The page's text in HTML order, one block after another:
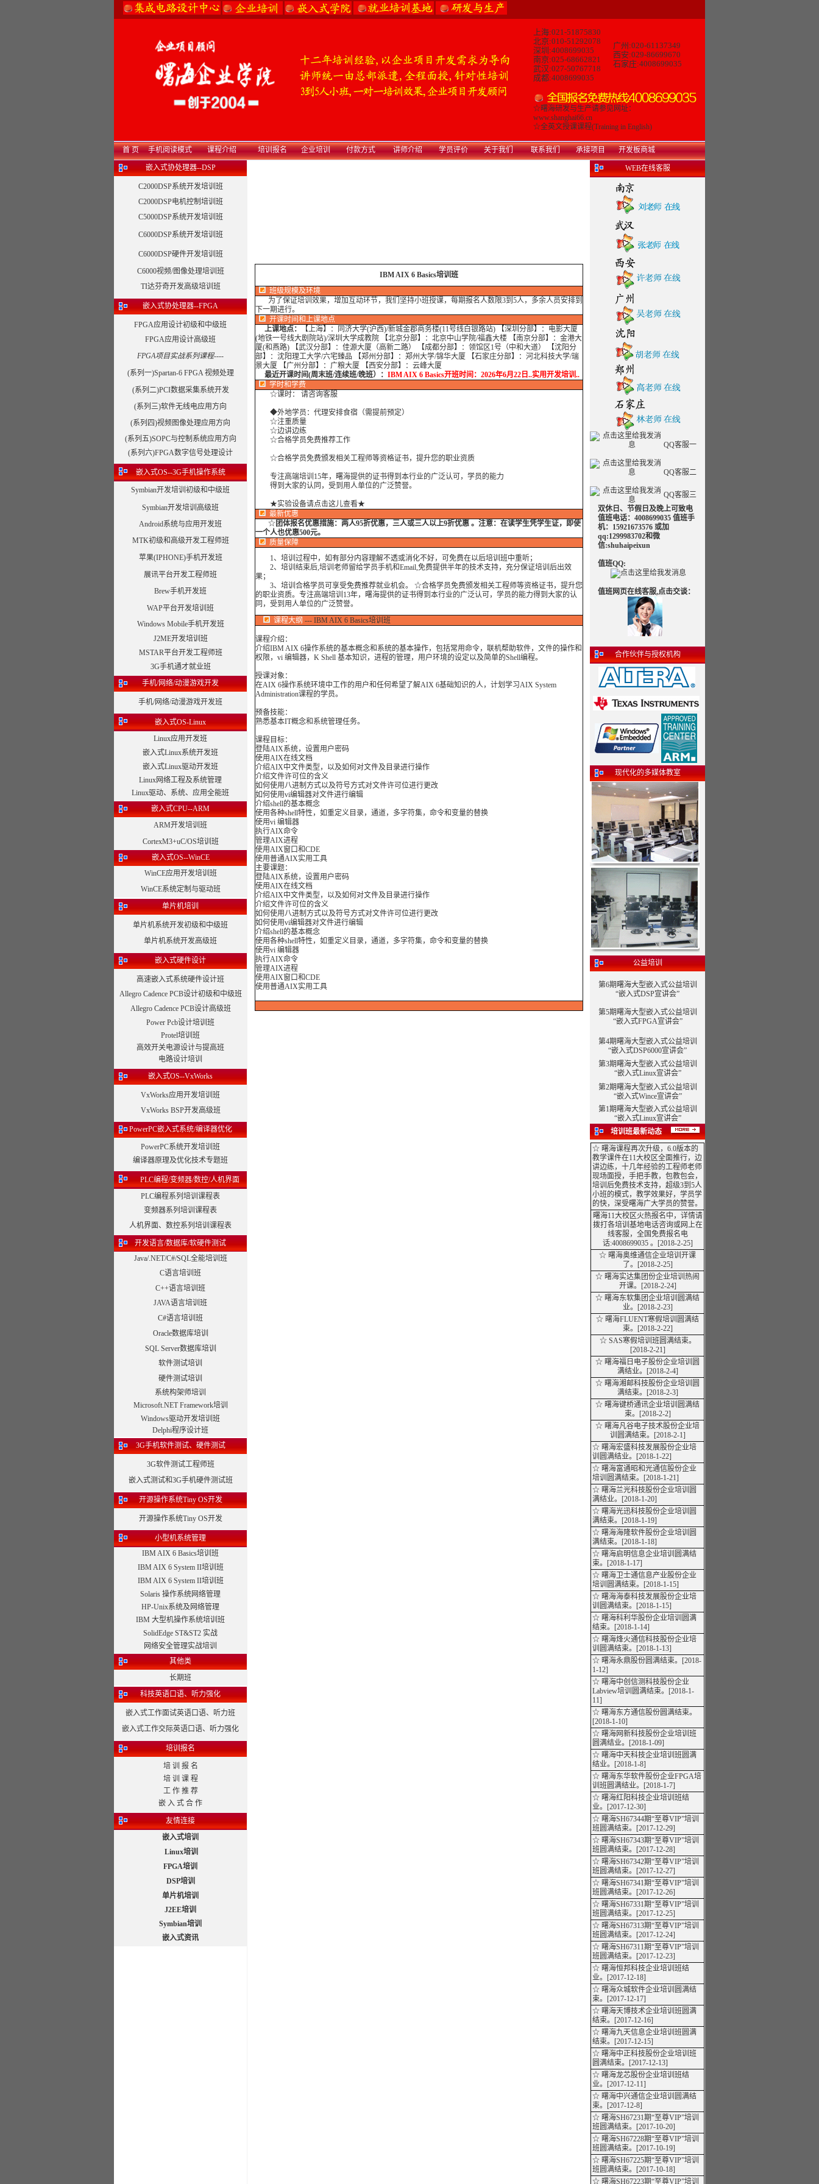
上海:021-51875830
北京:010-51292078
深圳:4008699035
南京:025-68662821
武汉:027-50767718
成都:4008699035
广州:020-61137349
西安:029-86699670
石家庄:4008699035
☆曙海研发与生产请参见网址：
www.shanghai66.cn
☆全英文授课课程(Training in English)
首 页 手机阅读模式 课程介绍 培训报名 企业培训 付款方式 讲师介绍 学员评价 关于我们 联系我们 承接项目 开发板商城
嵌入式协处理器--DSP
C2000DSP系统开发培训班
C2000DSP电机控制培训班
C5000DSP系统开发培训班
C6000DSP系统开发培训班
C6000DSP硬件开发培训班
C6000视频/图像处理培训班
TI达芬奇开发高级培训班
嵌入式协处理器--FPGA
FPGA应用设计初级和中级班
FPGA应用设计高级班
FPGA项目实战系列课程----
(系列一)Spartan-6 FPGA 视频处理
(系列二)PCI数据采集系统开发
(系列三)软件无线电应用方向
(系列四)视频图像处理应用方向
(系列五)SOPC与控制系统应用方向
(系列六)FPGA数字信号处理设计
嵌入式OS--3G手机操作系统
Symbian开发培训初级和中级班
Symbian开发培训高级班
Android系统与应用开发班
MTK初级和高级开发工程师班
苹果(IPHONE)手机开发班
展讯平台开发工程师班
Brew手机开发班
WAP平台开发培训班
Windows Mobile手机开发班
J2ME开发培训班
MSTAR平台开发工程师班
3G手机通才就业班
手机/网络/动漫游戏开发
手机/网络/动漫游戏开发班
嵌入式OS-Linux
Linux应用开发班
嵌入式Linux系统开发班
嵌入式Linux驱动开发班
Linux网络工程及系统管理
Linux驱动、系统、应用全能班
嵌入式CPU--ARM
ARM开发培训班
CortexM3+uC/OS培训班
嵌入式OS--WinCE
WinCE应用开发培训班
WinCE系统定制与驱动班
单片机培训
单片机系统开发初级和中级班
单片机系统开发高级班
嵌入式硬件设计
高速嵌入式系统硬件设计班
Allegro Cadence PCB设计初级和中级班
Allegro Cadence PCB设计高级班
Power Pcb设计培训班
Protel培训班
高效开关电源设计与提高班
电路设计培训
嵌入式OS--VxWorks
VxWorks应用开发培训班
VxWorks BSP开发高级班
PowerPC嵌入式系统/编译器优化
PowerPC系统开发培训班
编译器原理及优化技术专题班
PLC编程/变频器/数控/人机界面
PLC编程系列培训课程表
变频器系列培训课程表
人机界面、数控系列培训课程表
开发语言/数据库/软硬件测试
Java/.NET/C#/SQL全能培训班
C语言培训班
C++语言培训班
JAVA语言培训班
C#语言培训班
Oracle数据库培训
SQL Server数据库培训
软件测试培训
硬件测试培训
系统构架师培训
Microsoft.NET Framework培训
Windows驱动开发培训班
Delphi程序设计班
3G手机软件测试、硬件测试
3G软件测试工程师班
嵌入式测试和3G手机硬件测试班
开源操作系统Tiny OS开发
开源操作系统Tiny OS开发
小型机系统管理
IBM AIX 6 Basics培训班
IBM AIX 6 System II培训班
IBM AIX 6 System II培训班
Solaris 操作系统网络管理
HP-Unix系统及网络管理
IBM 大型机操作系统培训班
SolidEdge ST&ST2 实战
网络安全管理实战培训
其他类
长期班
科技英语口语、听力强化
嵌入式工作面试英语口语、听力班
嵌入式工作交际英语口语、听力强化
培训报名
培 训 报 名
培 训 课 程
工 作 推 荐
嵌 入 式 合 作
友情连接
嵌入式培训
Linux培训
FPGA培训
DSP培训
单片机培训
J2EE培训
Symbian培训
嵌入式资讯
WEB在线客服
QQ客服一
QQ客服二
QQ客服三
双休日、节假日及晚上可致电
值班电话：4008699035 值班手
机：15921673576 或加
qq:1299983702和微
信:shuhaipeixun
值班QQ:
值班网页在线客服,点击交谈：
合作伙伴与授权机构
现代化的多媒体教室
公益培训
第6期曙海大型嵌入式公益培训
“嵌入式DSP宣讲会”
第5期曙海大型嵌入式公益培训
“嵌入式FPGA宣讲会”
第4期曙海大型嵌入式公益培训
“嵌入式DSP6000宣讲会”
第3期曙海大型嵌入式公益培训
“嵌入式Linux宣讲会”
第2期曙海大型嵌入式公益培训
“嵌入式Wince宣讲会”
第1期曙海大型嵌入式公益培训
“嵌入式Linux宣讲会”
培训班最新动态
☆ 曙海课程再次升级，6.0版本的
教学课件在11大校区全面推行，边
讲边练，十几年经验的工程师老师
现场面授，手把手教，包教包会，
培训后免费技术支持，超级3到5人
小班的模式，教学效果好，学员学
的快，深受曙海广大学员的赞誉。
曙海11大校区火热报名中，详情请
拨打各培训基地电话咨询或网上在
线客服，全国免费报名电
话:4008699035 。
[2018-2-25]
☆ 曙海奥维通信企业培训开课
了。[2018-2-25]
☆ 曙海实达集团份企业培训热闹
开课。[2018-2-24]
☆ 曙海东软集团企业培训圆满结
业。[2018-2-23]
☆ 曙海FLUENT寒假培训圆满结
束。[2018-2-22]
☆ SAS寒假培训班圆满结束。
[2018-2-21]
☆ 曙海福日电子股份企业培训圆
满结业。[2018-2-4]
☆ 曙海湘邮科技股份企业培训圆
满结束。[2018-2-3]
☆ 曙海键桥通讯企业培训圆满结
束。[2018-2-2]
☆ 曙海凡谷电子技术股份企业培
训圆满结束。[2018-2-1]
☆ 曙海宏盛科技发展股份企业培
训圆满结业。[2018-1-22]
☆ 曙海富通昭和光通信股份企业
培训圆满结束。[2018-1-21]
☆ 曙海兰光科技股份企业培训圆
满结业。[2018-1-20]
☆ 曙海光迅科技股份企业培训圆
满结束。[2018-1-19]
☆ 曙海海隆软件股份企业培训圆
满结束。[2018-1-18]
☆ 曙海启明信息企业培训圆满结
束。[2018-1-17]
☆ 曙海卫士通信息产业股份企业
培训圆满结束。[2018-1-15]
☆ 曙海海泰科技发展股份企业培
训圆满结束。[2018-1-15]
☆ 曙海科利华股份企业培训圆满
结束。[2018-1-14]
☆ 曙海烽火通信科技股份企业培
训圆满结束。[2018-1-13]
☆ 曙海永鼎股份圆满结束。[2018-
1-12]
☆ 曙海中创信测科技股份企业
Labview培训圆满结束。[2018-1-
11]
☆ 曙海东方通信股份圆满结束。
[2018-1-10]
☆ 曙海网新科技股份企业培训班
圆满结业。[2018-1-09]
☆ 曙海中天科技企业培训班圆满
结业。[2018-1-8]
☆ 曙海东华软件股份企业FPGA培
训班圆满结业。[2018-1-7]
☆ 曙海红阳科技企业培训班结
业。[2017-12-30]
☆ 曙海SH67344期“至尊VIP”培训
班圆满结束。[2017-12-29]
☆ 曙海SH67343期“至尊VIP”培训
班圆满结束。[2017-12-28]
☆ 曙海SH67342期“至尊VIP”培训
班圆满结束。[2017-12-27]
☆ 曙海SH67341期“至尊VIP”培训
班圆满结束。[2017-12-26]
☆ 曙海SH67331期“至尊VIP”培训
班圆满结束。[2017-12-25]
☆ 曙海SH67313期“至尊VIP”培训
班圆满结束。[2017-12-24]
☆ 曙海SH67311期“至尊VIP”培训
班圆满结束。[2017-12-23]
☆ 曙海恒邦科技企业培训班结
业。[2017-12-18]
☆ 曙海众城软件企业培训圆满结
束。[2017-12-17]
☆ 曙海天博技术企业培训班圆满
结束。[2017-12-16]
☆ 曙海九天信息企业培训班圆满
结束。[2017-12-15]
☆ 曙海中正科技股份企业培训班
圆满结束。[2017-12-13]
☆ 曙海龙芯股份企业培训班结
业。[2017-12-11]
☆ 曙海中兴通信企业培训圆满结
束。[2017-12-8]
☆ 曙海SH67231期“至尊VIP”培训
班圆满结束。[2017-10-20]
☆ 曙海SH67228期“至尊VIP”培训
班圆满结束。[2017-10-19]
☆ 曙海SH67225期“至尊VIP”培训
班圆满结束。[2017-10-18]
☆ 曙海SH67223期“至尊VIP”培训
IBM AIX 6 Basics培训班
班级规模及环境
为了保证培训效果，增加互动环节，我们坚持小班授课，每期报名人数限3到5人，多余人员安排到
下一期进行。
开课时间和上课地点
上课地点：
【上海】：同济大学(沪西)/新城金郡商务楼(11号线白银路站) 【深圳分部】：电影大厦
(地铁一号线大剧院站)/深圳大学成教院 【北京分部】：北京中山学院/福鑫大楼 【南京分部】：金港大
厦(和燕路) 【武汉分部】：佳源大厦（高新二路） 【成都分部】：领馆区1号（中和大道） 【沈阳分
部】：沈阳理工大学/六宅臻品 【郑州分部】：郑州大学/锦华大厦 【石家庄分部】：河北科技大学/瑞
景大厦 【广州分部】：广粮大厦 【西安分部】：云峰大厦
最近开课时间(周末班/连续班/晚班）： IBM AIX 6 Basics开班时间：2026年6月22日..实用开发培训..
学时和学费
☆课时： 请咨询客服
◆外地学员：代理安排食宿（需提前预定）
☆注重质量
☆边讲边练
☆合格学员免费推荐工作
☆合格学员免费颁发相关工程师等资格证书，提升您的职业资质
专注高端培训15年，曙海提供的证书得到本行业的广泛认可，学员的能力
得到大家的认同，受到用人单位的广泛赞誉。
★实验设备请点击这儿查看★
最新优惠
☆ 团体报名优惠措施： 两人95折优惠，三人或三人以上9折优惠 。注意：在读学生凭学生证，即使
一个人也优惠500元。
质量保障
1、培训过程中，如有部分内容理解不透或消化不好，可免费在以后培训班中重听；
2、培训结束后,培训老师留给学员手机和Email,免费提供半年的技术支持，充分保证培训后出效
果；
3、培训合格学员可享受免费推荐就业机会。 ☆合格学员免费颁发相关工程师等资格证书，提升您
的职业资质。专注高端培训13年，曙海提供的证书得到本行业的广泛认可，学员的能力得到大家的认
同，受到用人单位的广泛赞誉。
课程大纲 --- IBM AIX 6 Basics培训班
课程介绍：
介绍IBM AIX 6操作系统的基本概念和系统的基本操作，包括常用命令，联机帮助软件，文件的操作和
权限，vi 编辑器，K Shell 基本知识，进程的管理，用户环境的设定以及简单的Shell编程。
授课对象：
在AIX 6操作系统环境中工作的用户和任何希望了解AIX 6基础知识的人，计划学习AIX System
Administration课程的学员。
预备技能：
熟悉基本IT概念和系统管理任务。
课程目标：
登陆AIX系统，设置用户密码
使用AIX在线文档
介绍AIX中文件类型，以及如何对文件及目录进行操作
介绍文件许可位的含义
如何使用八进制方式以及符号方式对文件许可位进行更改
如何使用vi编辑器对文件进行编辑
介绍shell的基本概念
使用各种shell特性，如重定义目录，通道，多字符集，命令和变量的替换
使用vi 编辑器
执行AIX命令
管理AIX进程
使用AIX窗口和CDE
使用普通AIX实用工具
主要课题：
登陆AIX系统，设置用户密码
使用AIX在线文档
介绍AIX中文件类型，以及如何对文件及目录进行操作
介绍文件许可位的含义
如何使用八进制方式以及符号方式对文件许可位进行更改
如何使用vi编辑器对文件进行编辑
介绍shell的基本概念
使用各种shell特性，如重定义目录，通道，多字符集，命令和变量的替换
使用vi 编辑器
执行AIX命令
管理AIX进程
使用AIX窗口和CDE
使用普通AIX实用工具